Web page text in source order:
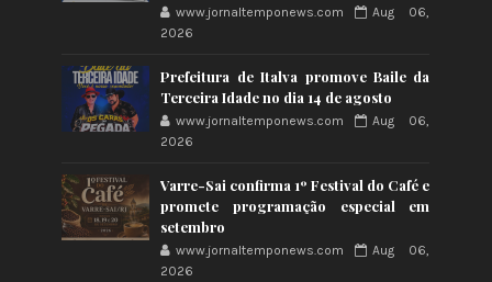
www.jornaltemponews.com
Aug 06,
2026
Prefeitura de Italva promove Baile da
Terceira Idade no dia 14 de agosto
www.jornaltemponews.com
Aug 06,
2026
Varre-Sai confirma 1º Festival do Café e
promete programação especial em
setembro
www.jornaltemponews.com
Aug 06,
2026